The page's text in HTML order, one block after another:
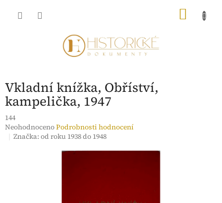
Vkladní knížka, Obříství,
kampelička, 1947
144
Průměrné
hodnocení
NeohodnocenoPodrobnosti hodnocení
Značka:od roku 1938 do 1948